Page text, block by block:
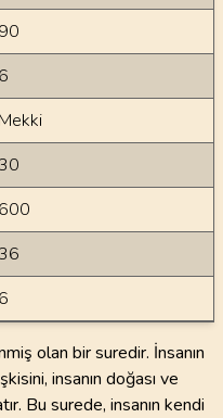
90
6
Mekki
600
6
olan bir suredir. İnsanın
insanın doğası ve
Bu surede, insanın kendi